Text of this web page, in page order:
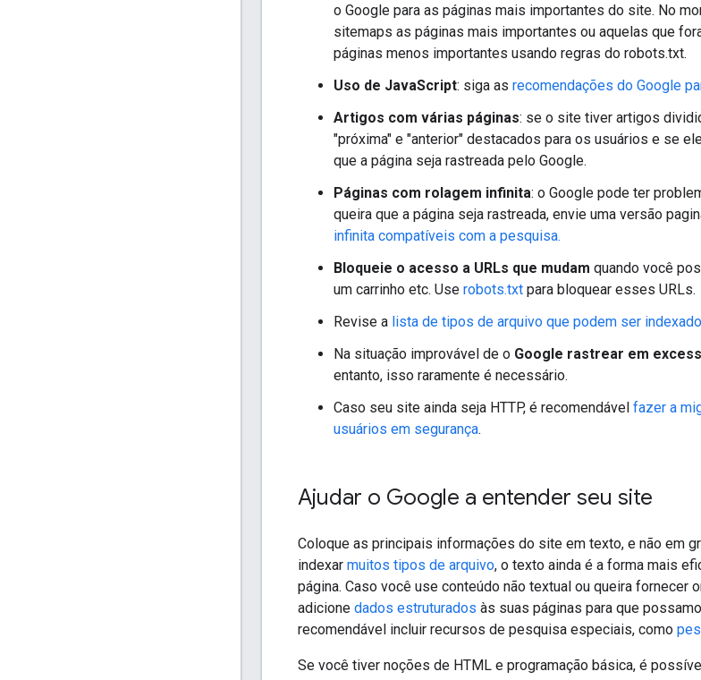
o Google para as páginas mais importantes do site. No
sitemaps as páginas mais importantes ou aquelas que
páginas menos importantes usando regras do robots.txt.
Uso de JavaScript: siga as recomendações do Google
Artigos com várias páginas: se o site tiver artigos
"próxima" e "anterior" destacados para os usuários e se
que a página seja rastreada pelo Google.
Páginas com rolagem infinita: o Google pode ter
queira que a página seja rastreada, envie uma versão
infinita compatíveis com a pesquisa.
Bloqueie o acesso a URLs que mudam quando você
um carrinho etc. Use robots.txt para bloquear esses URLs.
Revise a lista de tipos de arquivo que podem ser
Na situação improvável de o Google rastrear em
entanto, isso raramente é necessário.
Caso seu site ainda seja HTTP, é recomendável fazer a
usuários em segurança.
Ajudar o Google a entender seu site
Coloque as principais informações do site em texto, e não em
indexar muitos tipos de arquivo, o texto ainda é a forma mais
página. Caso você use conteúdo não textual ou queira
adicione dados estruturados às suas páginas para que
recomendável incluir recursos de pesquisa especiais, como
Se você tiver noções de HTML e programação básica, é